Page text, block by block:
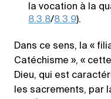
la vocation à la
8.3.8/8.3.9).
Dans ce sens, la «
Catéchisme », «
Dieu, qui est
les sacrements, par